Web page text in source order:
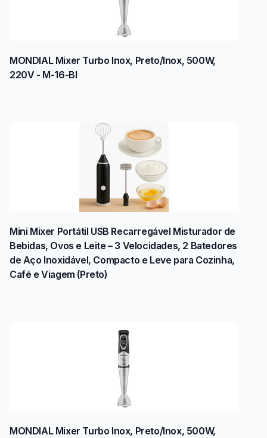
MONDIAL Mixer Turbo Inox, Preto/Inox, 500W,
220V - M-16-BI
Mini Mixer Portátil USB Recarregável Misturador de
Bebidas, Ovos e Leite – 3 Velocidades, 2 Batedores
de Aço Inoxidável, Compacto e Leve para Cozinha,
Café e Viagem (Preto)
MONDIAL Mixer Turbo Inox, Preto/Inox, 500W,